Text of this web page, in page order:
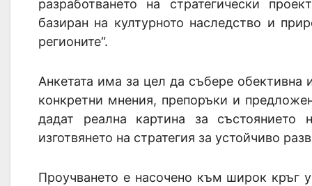
разработването на стратегически
базиран на културното наследство и
регионите“.
Анкетата има за цел да събере обективна
конкретни мнения, препоръки и
дадат реална картина за
изготвянето на стратегия за устойчиво
Проучването е насочено към широк кръг